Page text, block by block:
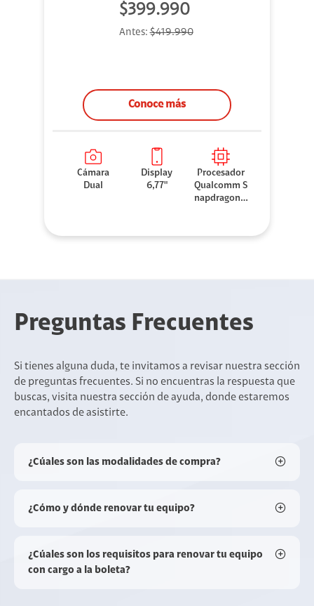
$399.990
Antes:$419.990
Conoce más
Cámara
Dual
Display
6,77"
Procesador
Qualcomm S
napdragon 7
Preguntas Frecuentes
Si tienes alguna duda, te invitamos a revisar nuestra sección
de preguntas frecuentes. Si no encuentras la respuesta que
buscas, visita nuestra sección de ayuda, donde estaremos
encantados de asistirte.
¿Cúales son las modalidades de compra?
¿Cómo y dónde renovar tu equipo?
¿Cúales son los requisitos para renovar tu equipo
con cargo a la boleta?